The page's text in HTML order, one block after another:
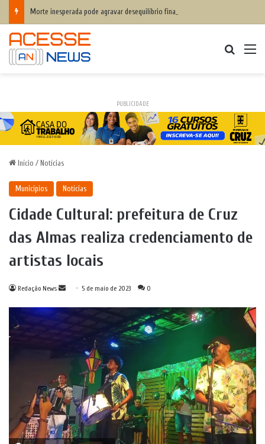
Morte inesperada pode agravar desequilíbrio financeiro das famílias
PUBLICIDADE
Início / Notícias
Municípios Notícias
Cidade Cultural: prefeitura de Cruz
das Almas realiza credenciamento de
artistas locais
Redação News
Mande5 de maio de 2023 0